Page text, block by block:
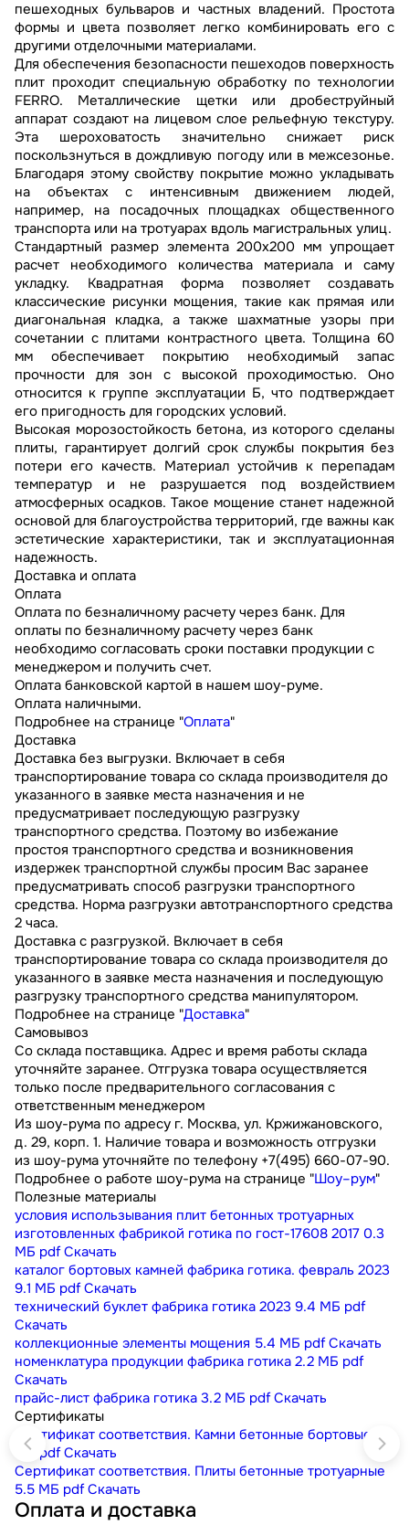
пешеходных бульваров и частных владений. Простота
формы и цвета позволяет легко комбинировать его с
другими отделочными материалами.
Для обеспечения безопасности пешеходов поверхность
плит проходит специальную обработку по технологии
FERRO. Металлические щетки или дробеструйный
аппарат создают на лицевом слое рельефную текстуру.
Эта шероховатость значительно снижает риск
поскользнуться в дождливую погоду или в межсезонье.
Благодаря этому свойству покрытие можно укладывать
на объектах с интенсивным движением людей,
например, на посадочных площадках общественного
транспорта или на тротуарах вдоль магистральных улиц.
Стандартный размер элемента 200х200 мм упрощает
расчет необходимого количества материала и саму
укладку. Квадратная форма позволяет создавать
классические рисунки мощения, такие как прямая или
диагональная кладка, а также шахматные узоры при
сочетании с плитами контрастного цвета. Толщина 60
мм обеспечивает покрытию необходимый запас
прочности для зон с высокой проходимостью. Оно
относится к группе эксплуатации Б, что подтверждает
его пригодность для городских условий.
Высокая морозостойкость бетона, из которого сделаны
плиты, гарантирует долгий срок службы покрытия без
потери его качеств. Материал устойчив к перепадам
температур и не разрушается под воздействием
атмосферных осадков. Такое мощение станет надежной
основой для благоустройства территорий, где важны как
эстетические характеристики, так и эксплуатационная
надежность.
Доставка и оплата
Оплата
Оплата по безналичному расчету через банк. Для
оплаты по безналичному расчету через банк
необходимо согласовать сроки поставки продукции с
менеджером и получить счет.
Оплата банковской картой в нашем шоу-руме.
Оплата наличными.
Подробнее на странице "Оплата"
Доставка
Доставка без выгрузки. Включает в себя
транспортирование товара со склада производителя до
указанного в заявке места назначения и не
предусматривает последующую разгрузку
транспортного средства. Поэтому во избежание
простоя транспортного средства и возникновения
издержек транспортной службы просим Вас заранее
предусматривать способ разгрузки транспортного
средства. Норма разгрузки автотранспортного средства
2 часа.
Доставка с разгрузкой. Включает в себя
транспортирование товара со склада производителя до
указанного в заявке места назначения и последующую
разгрузку транспортного средства манипулятором.
Подробнее на странице "Доставка"
Самовывоз
Со склада поставщика. Адрес и время работы склада
уточняйте заранее. Отгрузка товара осуществляется
только после предварительного согласования с
ответственным менеджером
Из шоу-рума по адресу г. Москва, ул. Кржижановского,
д. 29, корп. 1. Наличие товара и возможность отгрузки
из шоу-рума уточняйте по телефону +7(495) 660-07-90.
Подробнее о работе шоу-рума на странице "Шоу–рум"
Полезные материалы
условия использывания плит бетонных тротуарных
изготовленных фабрикой готика по гост-17608 2017 0.3
МБ pdf Скачать
каталог бортовых камней фабрика готика. февраль 2023
9.1 МБ pdf Скачать
технический буклет фабрика готика 2023 9.4 МБ pdf
Скачать
коллекционные элементы мощения 5.4 МБ pdf Скачать
номенклатура продукции фабрика готика 2.2 МБ pdf
Скачать
прайс-лист фабрика готика 3.2 МБ pdf Скачать
Сертификаты
Сертификат соответствия. Камни бетонные бортовые 1
МБ pdf Скачать
Сертификат соответствия. Плиты бетонные тротуарные
5.5 МБ pdf Скачать
Оплата и доставка